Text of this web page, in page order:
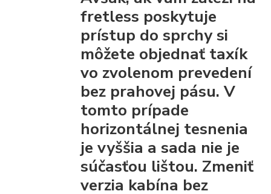
fretless poskytuje
prístup do sprchysi
môžete objednať taxík
vo zvolenom prevedení
bez prahovej pásu.V
tomto prípade
horizontálnej tesnenia
je vyššia a sada nie je
súčasťou lištou. Zmeniť
verzia kabína bez